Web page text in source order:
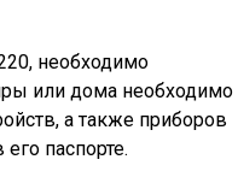
необходимо
или дома необходимо
а также приборов
паспорте.